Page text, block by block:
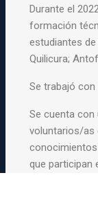
Durante el
formación
estudiantes
Quilicura;
Se trabajó
Se cuenta
voluntarios/as
que participan